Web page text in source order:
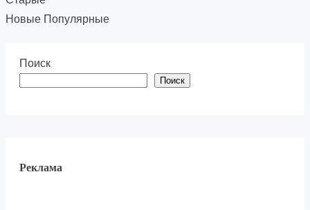
Новые Популярные
Поиск
Поиск
Реклама